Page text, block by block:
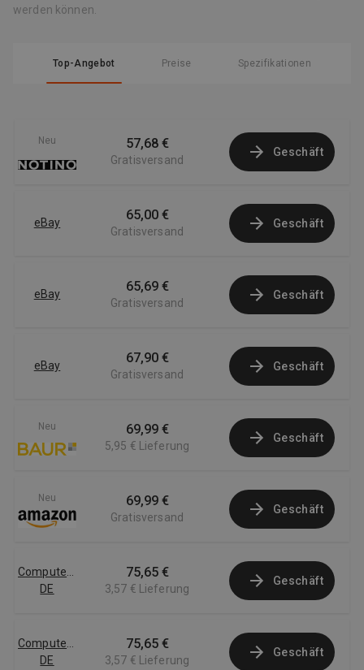
werden können.
Top-Angebot Preise Spezifikationen
Neu 57,68 €
Gratisversand
Geschäft
eBay 65,00 €
Gratisversand
Geschäft
eBay 65,69 €
Gratisversand
Geschäft
eBay 67,90 €
Gratisversand
Geschäft
Neu 69,99 €
5,95 € Lieferung
Geschäft
Neu 69,99 €
Gratisversand
Geschäft
Computersalg
DE
75,65 €
3,57 € Lieferung
Geschäft
Computersalg
DE
75,65 €
3,57 € Lieferung
Geschäft